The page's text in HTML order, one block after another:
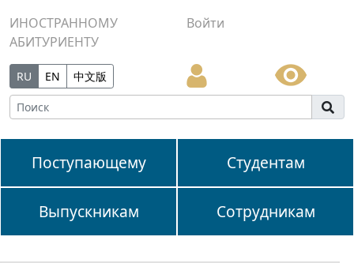
ИНОСТРАННОМУ
АБИТУРИЕНТУ
Войти
RU EN 中文版
Поступающему Студентам
Выпускникам Сотрудникам